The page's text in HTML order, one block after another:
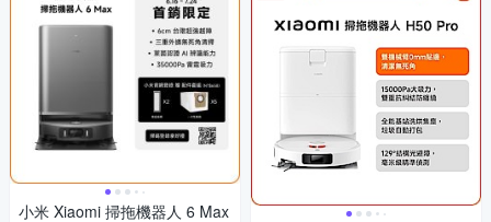
小米 Xiaomi 掃拖機器人 6 Max